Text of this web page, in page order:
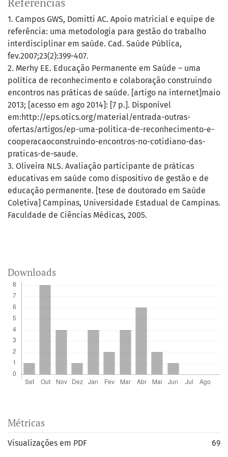
1. Campos GWS, Domitti AC. Apoio matricial e equipe de
referência: uma metodologia para gestão do trabalho
interdisciplinar em saúde. Cad. Saúde Pública,
fev.2007;23(2):399-407.
2. Merhy EE. Educação Permanente em Saúde – uma
política de reconhecimento e colaboração construindo
encontros nas práticas de saúde. [artigo na internet]maio
2013; [acesso em ago 2014]: [7 p.]. Disponível
em:http://eps.otics.org/material/entrada-outras-
ofertas/artigos/ep-uma-politica-de-reconhecimento-e-
cooperacaoconstruindo-encontros-no-cotidiano-das-
praticas-de-saude.
3. Oliveira NLS. Avaliação participante de práticas
educativas em saúde como dispositivo de gestão e de
educação permanente. [tese de doutorado em Saúde
Coletiva] Campinas, Universidade Estadual de Campinas.
Faculdade de Ciências Médicas, 2005.
Downloads
Métricas
Visualizações em PDF 69